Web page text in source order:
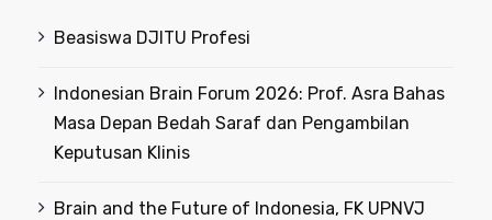
Beasiswa DJITU Profesi
Indonesian Brain Forum 2026: Prof. Asra Bahas
Masa Depan Bedah Saraf dan Pengambilan
Keputusan Klinis
Brain and the Future of Indonesia, FK UPNVJ